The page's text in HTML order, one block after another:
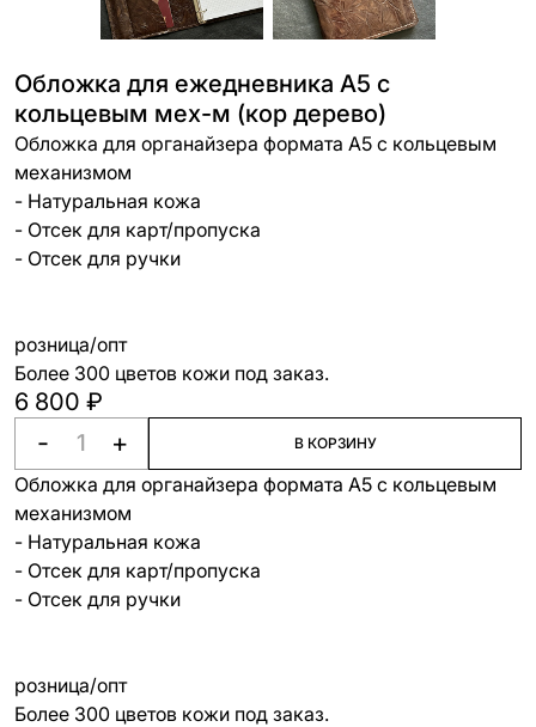
Обложка для ежедневника А5 с
кольцевым мех-м (кор дерево)
Обложка для органайзера формата А5 с кольцевым
механизмом
- Натуральная кожа
- Отсек для карт/пропуска
- Отсек для ручки
розница/опт
Более 300 цветов кожи под заказ.
6 800 ₽
- + В КОРЗИНУ
Обложка для органайзера формата А5 с кольцевым
механизмом
- Натуральная кожа
- Отсек для карт/пропуска
- Отсек для ручки
розница/опт
Более 300 цветов кожи под заказ.